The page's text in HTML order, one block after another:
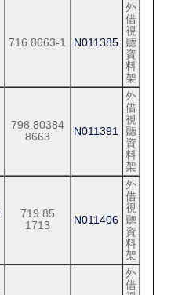
716 8663-1 N011385
外
借
視
聽
資
料
架
798.80384
8663
N011391
外
借
視
聽
資
料
架
719.85
1713
N011406
外
借
視
聽
資
料
架
外
借